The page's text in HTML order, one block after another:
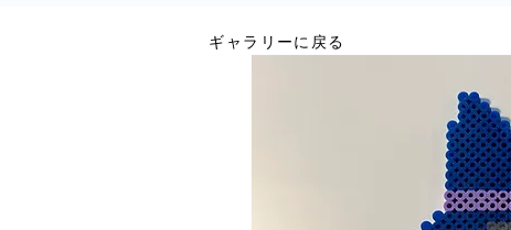
ギャラリーに戻る